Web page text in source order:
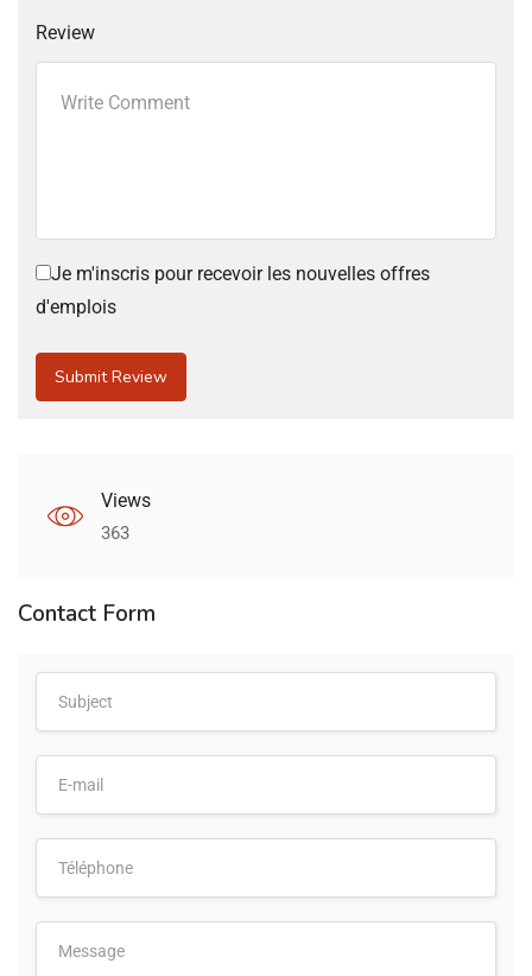
Review
Je m'inscris pour recevoir les nouvelles offres
d'emplois
Views
363
Contact Form